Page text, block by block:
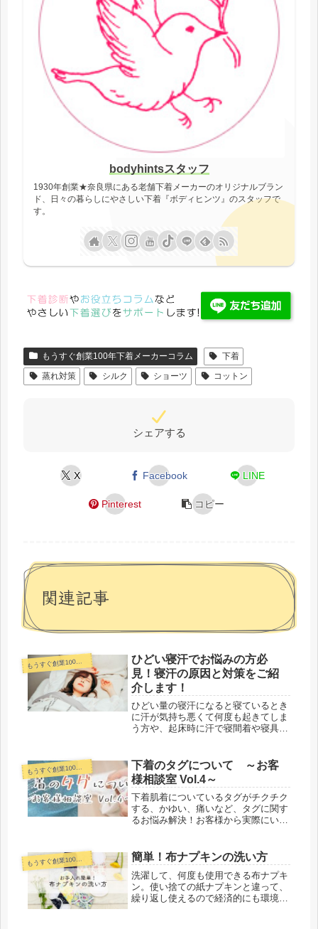
bodyhintsスタッフ
1930年創業★奈良県にある老舗下着メーカーのオリジナルブラン
ド、日々の暮らしにやさしい下着『ボディヒンツ』のスタッフで
す。
もうすぐ創業100年下着メーカーコラム
下着
蒸れ対策
シルク ショーツ コットン
シェアする
X Facebook LINE
Pinterest コピー
関連記事
もうすぐ創業100年下着メーカーコラム
ひどい寝汗でお悩みの方必
見！寝汗の原因と対策をご紹
介します！
ひどい量の寝汗になると寝ているとき
に汗が気持ち悪くて何度も起きてしま
う方や、起床時に汗で寝間着や寝具が
きますが、汗の量が多い方は身体や心
に異常が隠れているかもしれません。
寝汗は睡眠の質の低下につながるた
め、原因を知って適切に対処すること
が必要です。
もうすぐ創業100年下着メーカーコラム
下着のタグについて ～お客
様相談室 Vol.4～
下着肌着についているタグがチクチク
する、かゆい、痛いなど、タグに関す
るお悩み解決！お客様から実際にいた
もうすぐ創業100年下着メーカーコラム 簡単！布ナプキンの洗い方
洗濯して、何度も使用できる布ナプキ
ン。使い捨ての紙ナプキンと違って、
繰り返し使えるので経済的にも環境に